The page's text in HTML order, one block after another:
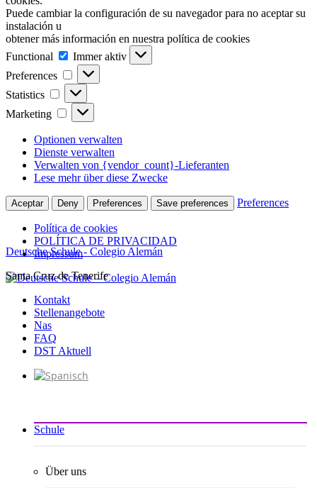
Puede cambiar la configuración de su navegador para no aceptar su
instalación u
obtener más información en nuestra política de cookies
Functional
Functional
Immer aktiv
Preferences
Preferences
Statistics Statistics
Marketing Marketing
Optionen verwalten
Dienste verwalten
Verwalten von {vendor_count}-Lieferanten
Lese mehr über diese Zwecke
Aceptar Deny Preferences Save preferences Preferences
Política de cookies
POLÍTICA DE PRIVACIDAD
Impressum
Zum
springen
Deutsche Schule - Colegio Alemán
Santa Cruz de Tenerife
Kontakt
Stellenangebote
Nas
FAQ
DST Aktuell
Schule
Über uns